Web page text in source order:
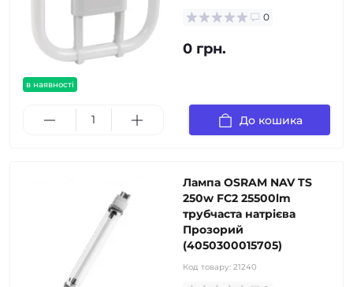
в наявності
0
0 грн.
До кошика
Лампа OSRAM NAV TS
250w FC2 25500lm
трубчаста натрієва
Прозорий
(4050300015705)
Код товару: 21240